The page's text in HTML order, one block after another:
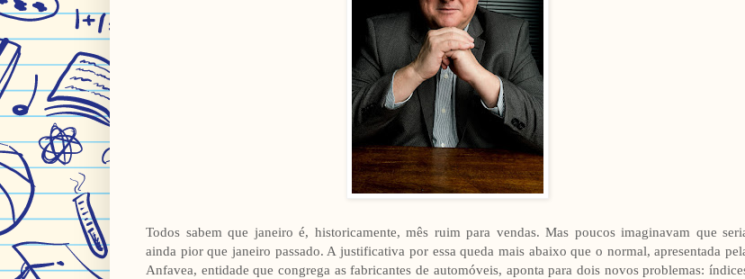
Todos sabem que janeiro é, historicamente, mês ruim para vendas. Mas poucos imaginavam que
ainda pior que janeiro passado. A justificativa por essa queda mais abaixo que o normal, apresentada
Anfavea, entidade que congrega as fabricantes de automóveis, aponta para dois novos problemas: